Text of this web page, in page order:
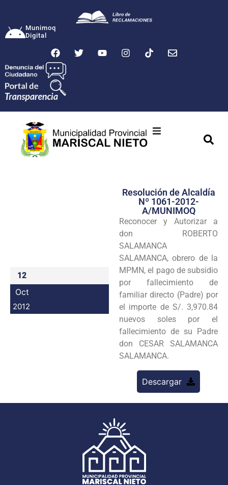
Munimoq
Digital
Transparencia
Seguridad
Programas
Intranet
12
Oct
2012
Resolución de Alcaldía
Nº 1061-2012-
A/MUNIMOQ
Reconocer y Autorizar a
don ROBERTO
SALAMANCA
SALAMANCA, obrero de la
MPMN, el pago de subsidio
por fallecimiento de
familiar directo (Padre) por
el importe de S/. 3,970.84
nuevos soles por el
fallecimiento de su Padre
don CESAR SALAMANCA
SALAMANCA.
Descargar